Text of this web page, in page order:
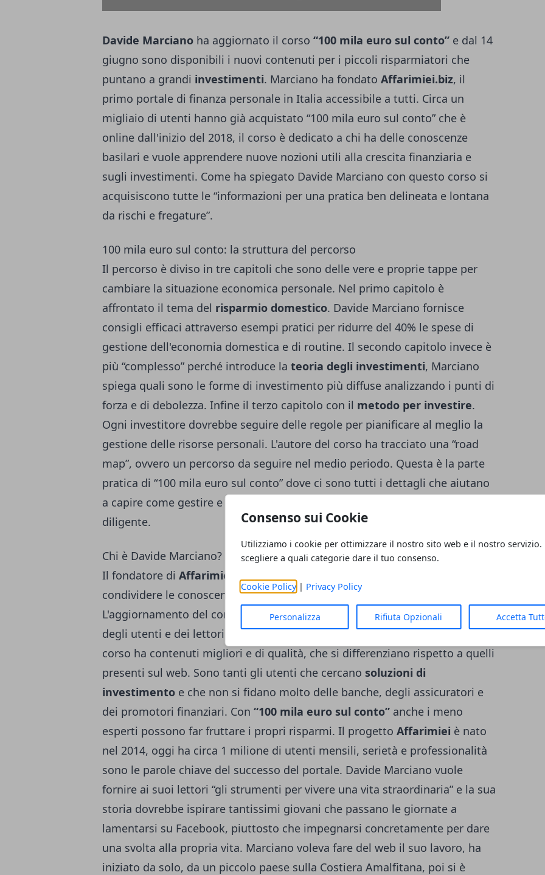
Consenso sui Cookie
Utilizziamo i cookie per ottimizzare il nostro sito web e il nostro servizio.
scegliere a quali categorie dare il tuo consenso.
Cookie Policy| Privacy Policy
Personalizza Rifiuta Opzionali Accetta
Davide Marciano ha aggiornato il corso “100 mila euro sul conto” e dal 14
giugno sono disponibili i nuovi contenuti per i piccoli risparmiatori che
puntano a grandi investimenti. Marciano ha fondato Affarimiei.biz, il
primo portale di finanza personale in Italia accessibile a tutti. Circa un
migliaio di utenti hanno già acquistato “100 mila euro sul conto” che è
online dall'inizio del 2018, il corso è dedicato a chi ha delle conoscenze
basilari e vuole apprendere nuove nozioni utili alla crescita finanziaria e
sugli investimenti. Come ha spiegato Davide Marciano con questo corso si
acquisiscono tutte le “informazioni per una pratica ben delineata e lontana
da rischi e fregature”.
100 mila euro sul conto: la struttura del percorso
Il percorso è diviso in tre capitoli che sono delle vere e proprie tappe per
cambiare la situazione economica personale. Nel primo capitolo è
affrontato il tema del risparmio domestico. Davide Marciano fornisce
consigli efficaci attraverso esempi pratici per ridurre del 40% le spese di
gestione dell'economia domestica e di routine. Il secondo capitolo invece è
più “complesso” perché introduce la teoria degli investimenti, Marciano
spiega quali sono le forme di investimento più diffuse analizzando i punti di
forza e di debolezza. Infine il terzo capitolo con il metodo per investire.
Ogni investitore dovrebbe seguire delle regole per pianificare al meglio la
gestione delle risorse personali. L'autore del corso ha tracciato una “road
map”, ovvero un percorso da seguire nel medio periodo. Questa è la parte
pratica di “100 mila euro sul conto” dove ci sono tutti i dettagli che aiutano
a capire come gestire e allocare i risparmi in maniera consapevole e
diligente.
Chi è Davide Marciano?
Il fondatore di Affarimiei.biz
condividere le conoscenze apprese grazie alla sua esperienza.
L'aggiornamento del corso è arrivato in seguito alla raccolta dei feedback
degli utenti e dei lettori del portale. Con la loro preziosa collaborazione il
corso ha contenuti migliori e di qualità, che si differenziano rispetto a quelli
presenti sul web. Sono tanti gli utenti che cercano soluzioni di
investimento e che non si fidano molto delle banche, degli assicuratori e
dei promotori finanziari. Con “100 mila euro sul conto” anche i meno
esperti possono far fruttare i propri risparmi. Il progetto Affarimiei è nato
nel 2014, oggi ha circa 1 milione di utenti mensili, serietà e professionalità
sono le parole chiave del successo del portale. Davide Marciano vuole
fornire ai suoi lettori “gli strumenti per vivere una vita straordinaria” e la sua
storia dovrebbe ispirare tantissimi giovani che passano le giornate a
lamentarsi su Facebook, piuttosto che impegnarsi concretamente per dare
una svolta alla propria vita. Marciano voleva fare del web il suo lavoro, ha
iniziato da solo, da un piccolo paese sulla Costiera Amalfitana, poi si è